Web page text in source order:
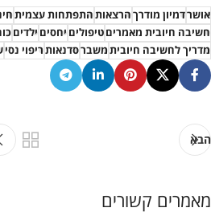
אושרדמיון מודרךהרצאותהתפתחות עצמית
חשיבה חיובית מאמריםטיפוליםיחסיםילדים
מדריך לחשיבה חיוביתמשברסדנאותריפוי נסי
הבא
מאמרים קשורים